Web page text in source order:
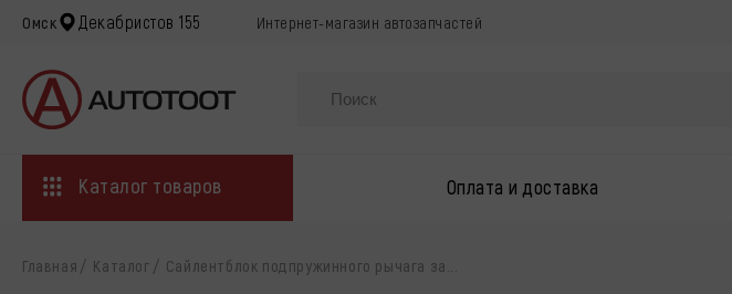
Омск Декабристов 155 Интернет-магазин автозапчастей
Каталог товаров Оплата и доставка
Главная Каталог Сайлентблок подпружинного рычага за...